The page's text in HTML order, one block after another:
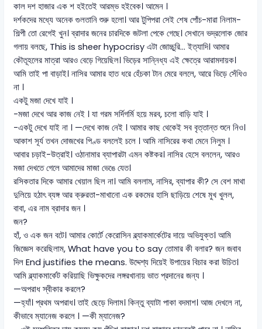
কাল দশ হাজার এক শ হইতেই আরম্ভ হইবেক। আমেন ।
দর্শকদের মধ্যে অনেক গুলতানি শুরু হলো। আর টুপিপরা সেই শেষ পোঁচ-মারা নিলাম-
শিল্পী তো রেগেই খুন। ব্রাদার জনের চারদিকে জটলা পেকে গেছে। সেখানে ভদ্রলোক জোর
গলায় বলছে, This is sheer hypocrisy এটা জোচ্চুরি... ইত্যাদি। আমার
কৌতূহলের মাত্রা আরও বেড়ে গিয়েছিল। ভিড়ের সান্নিধ্য এই ক্ষেত্রে আরামদায়ক।
আমি তাই পা বাড়াই। নাসির আমার হাত ধরে হেঁচকা টান মেরে বললে, আরে ভিড়ে সেঁধিও
না ।
একটু মজা দেখে যাই ।
-মজা দেখে আর কাজ নেই । যা গরম সর্দিগর্মি হয়ে মরব, চলো বাড়ি যাই ।
-একটু দেখে যাই না । —দেখে কাজ নেই । আমার কাছ থেকেই সব বৃত্তান্ত শুনে নিও।
আকাশ সূর্য তখন দোজখের পিণ্ড বললেই চলে । আমি নাসিরের কথা মেনে নিলুম ।
আবার চড়াই-উত্রাই। ওঠানামার ব্যাপারটা এমন কষ্টকর। নাসির হেসে বললেন, আরও
মজা দেখতে গেলে আমাদের মাজা ভেঙে যেত।
রসিকতার দিকে আমার খেয়াল ছিল না। আমি বললাম, নাসির, ব্যাপার কী? সে বেশ মাথা
দুলিয়ে হঠাৎ ব্যঙ্গ আর ক্রুরতা-মাখানো এক রকমের হাসি ছাড়িয়ে শেষে মুখ খুলল,
বাবা, এর নাম ব্রাদার জন ।
জন?
হাঁ, ও এক জন বটে। আমার কোর্টে কেরোসিন ব্ল্যাকমার্কেটের দায়ে অভিযুক্ত। আমি
জিজ্ঞেস করেছিলাম, What have you to say তোমার কী বলার? জন জবাব
দিল End justifies the means. উদ্দেশ্য দিয়েই উপায়ের বিচার করা উচিত।
আমি ব্ল্যাকমার্কেট করিয়াছি ভিক্ষুকদের লঙ্গরখানায় ভাত প্রদানের জন্য ।
—অপরাধ স্বীকার করলে?
—হ্যাঁ। প্রথম অপরাধ। তাই ছেড়ে দিলাম। কিন্তু ব্যাটা পাকা বদমাশ। আজ দেখলে না,
কীভাবে ম্যানেজ করলে । —কী ম্যানেজ?